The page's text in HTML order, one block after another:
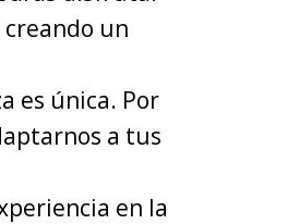
un
es única. Por
a tus
en la